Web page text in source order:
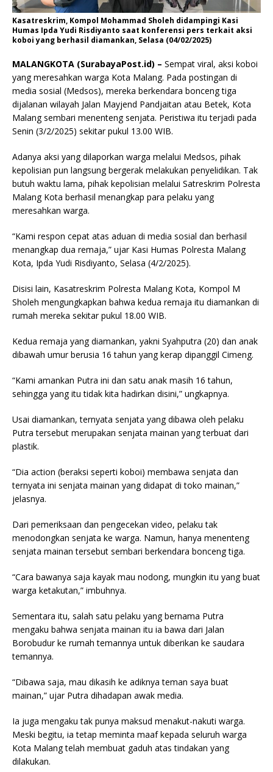
Kasatreskrim, Kompol Mohammad Sholeh didampingi Kasi
Humas Ipda Yudi Risdiyanto saat konferensi pers terkait aksi
koboi yang berhasil diamankan, Selasa (04/02/2025)
MALANGKOTA (SurabayaPost.id) – Sempat viral, aksi koboi
yang meresahkan warga Kota Malang. Pada postingan di
media sosial (Medsos), mereka berkendara bonceng tiga
dijalanan wilayah Jalan Mayjend Pandjaitan atau Betek, Kota
Malang sembari menenteng senjata. Peristiwa itu terjadi pada
Senin (3/2/2025) sekitar pukul 13.00 WIB.
Adanya aksi yang dilaporkan warga melalui Medsos, pihak
kepolisian pun langsung bergerak melakukan penyelidikan. Tak
butuh waktu lama, pihak kepolisian melalui Satreskrim Polresta
Malang Kota berhasil menangkap para pelaku yang
meresahkan warga.
“Kami respon cepat atas aduan di media sosial dan berhasil
menangkap dua remaja,” ujar Kasi Humas Polresta Malang
Kota, Ipda Yudi Risdiyanto, Selasa (4/2/2025).
Disisi lain, Kasatreskrim Polresta Malang Kota, Kompol M
Sholeh mengungkapkan bahwa kedua remaja itu diamankan di
rumah mereka sekitar pukul 18.00 WIB.
Kedua remaja yang diamankan, yakni Syahputra (20) dan anak
dibawah umur berusia 16 tahun yang kerap dipanggil Cimeng.
“Kami amankan Putra ini dan satu anak masih 16 tahun,
sehingga yang itu tidak kita hadirkan disini,” ungkapnya.
Usai diamankan, ternyata senjata yang dibawa oleh pelaku
Putra tersebut merupakan senjata mainan yang terbuat dari
plastik.
“Dia action (beraksi seperti koboi) membawa senjata dan
ternyata ini senjata mainan yang didapat di toko mainan,”
jelasnya.
Dari pemeriksaan dan pengecekan video, pelaku tak
menodongkan senjata ke warga. Namun, hanya menenteng
senjata mainan tersebut sembari berkendara bonceng tiga.
“Cara bawanya saja kayak mau nodong, mungkin itu yang buat
warga ketakutan,” imbuhnya.
Sementara itu, salah satu pelaku yang bernama Putra
mengaku bahwa senjata mainan itu ia bawa dari Jalan
Borobudur ke rumah temannya untuk diberikan ke saudara
temannya.
“Dibawa saja, mau dikasih ke adiknya teman saya buat
mainan,” ujar Putra dihadapan awak media.
Ia juga mengaku tak punya maksud menakut-nakuti warga.
Meski begitu, ia tetap meminta maaf kepada seluruh warga
Kota Malang telah membuat gaduh atas tindakan yang
dilakukan.